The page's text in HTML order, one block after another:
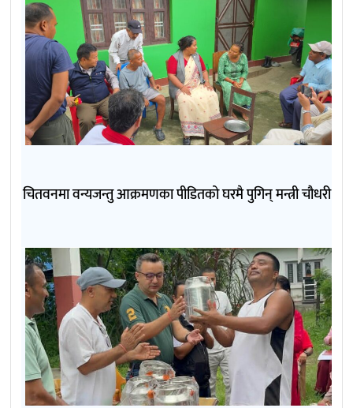
चितवनमा वन्यजन्तु आक्रमणका पीडितको घरमै पुगिन् मन्त्री चौधरी